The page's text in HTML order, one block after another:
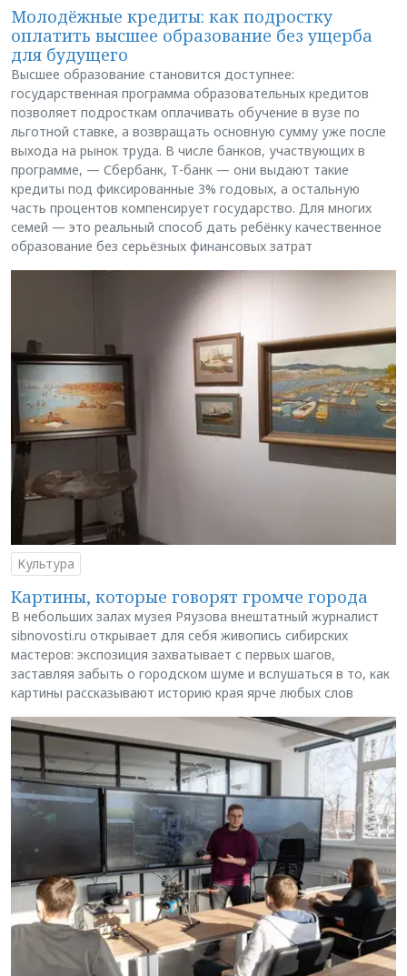
Молодёжные кредиты: как подростку
оплатить высшее образование без ущерба
для будущего
Высшее образование становится доступнее:
государственная программа образовательных кредитов
позволяет подросткам оплачивать обучение в вузе по
льготной ставке, а возвращать основную сумму уже после
выхода на рынок труда. В числе банков, участвующих в
программе, — Сбербанк, Т-банк — они выдают такие
кредиты под фиксированные 3% годовых, а остальную
часть процентов компенсирует государство. Для многих
семей — это реальный способ дать ребёнку качественное
образование без серьёзных финансовых затрат
Культура
Картины, которые говорят громче города
В небольших залах музея Ряузова внештатный журналист
sibnovosti.ru открывает для себя живопись сибирских
мастеров: экспозиция захватывает с первых шагов,
заставляя забыть о городском шуме и вслушаться в то, как
картины рассказывают историю края ярче любых слов